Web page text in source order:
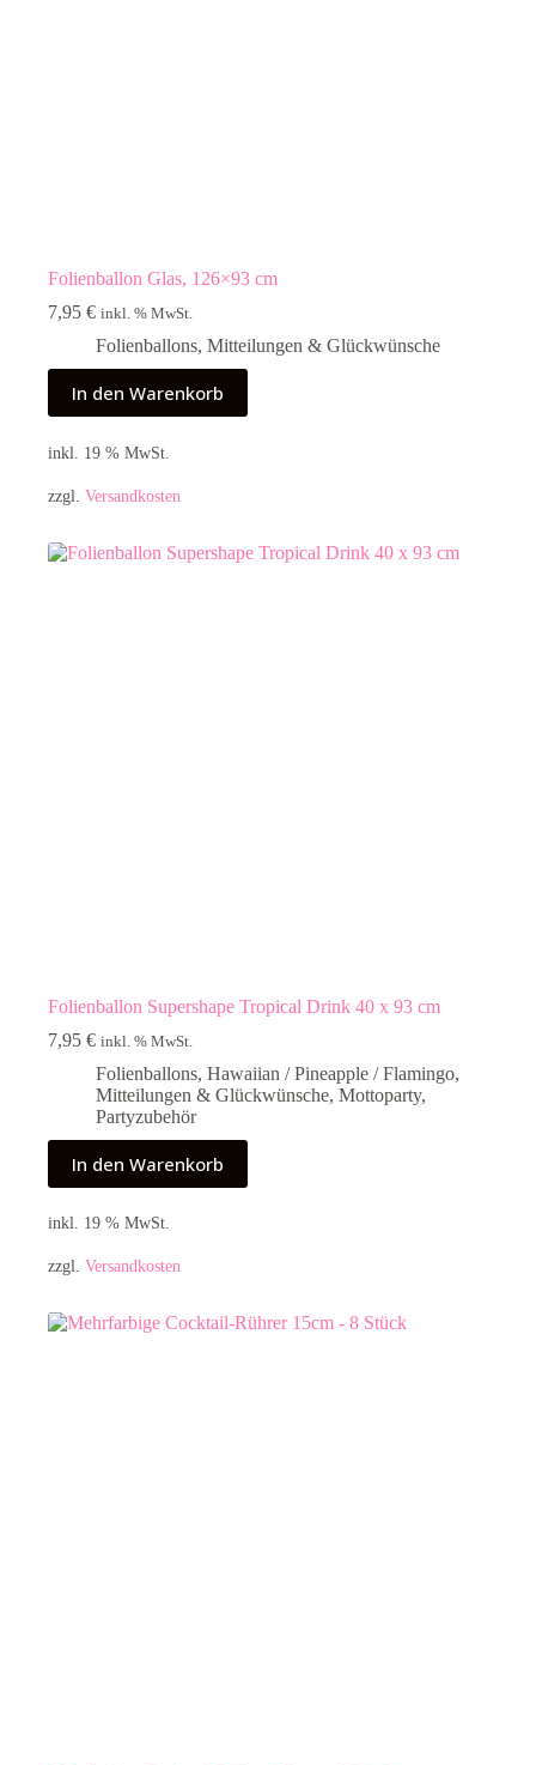
Folienballon Glas, 126×93 cm
7,95 € inkl. % MwSt.
Folienballons, Mitteilungen & Glückwünsche
In den Warenkorb
inkl. 19 % MwSt.
zzgl. Versandkosten
Folienballon Supershape Tropical Drink 40 x 93 cm
7,95 € inkl. % MwSt.
Folienballons, Hawaiian / Pineapple / Flamingo,
Mitteilungen & Glückwünsche, Mottoparty,
Partyzubehör
In den Warenkorb
inkl. 19 % MwSt.
zzgl. Versandkosten